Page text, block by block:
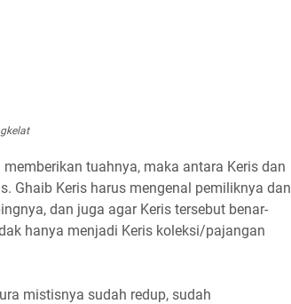
tuahnya, maka antara Keris dan
Ghaib Keris harus mengenal pemiliknya dan
dan juga agar Keris tersebut benar-
hanya menjadi Keris koleksi/pajangan
mistisnya sudah redup, sudah